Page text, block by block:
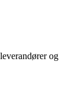
og